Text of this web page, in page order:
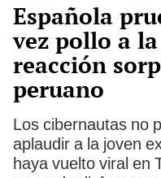
Española
vez pollo a
reacción
peruano
Los cibernautas no
aplaudir a la joven
haya vuelto viral en